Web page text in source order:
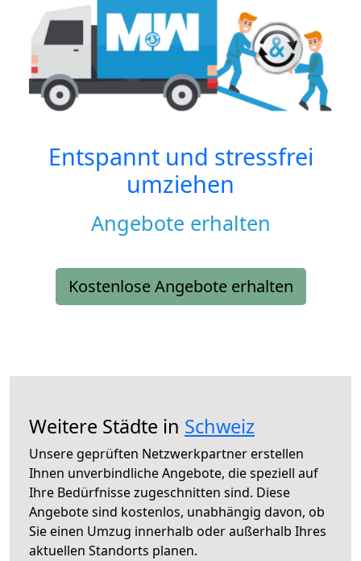
Entspannt und stressfrei
umziehen
Angebote erhalten
Kostenlose Angebote erhalten
Weitere Städte in Schweiz
Unsere geprüften Netzwerkpartner erstellen
Ihnen unverbindliche Angebote, die speziell auf
Ihre Bedürfnisse zugeschnitten sind. Diese
Angebote sind kostenlos, unabhängig davon, ob
Sie einen Umzug innerhalb oder außerhalb Ihres
aktuellen Standorts planen.